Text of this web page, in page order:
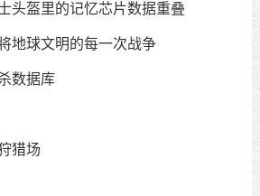
头盔里的记忆芯片数据重叠
地球文明的每一次战争
数据库
猎场